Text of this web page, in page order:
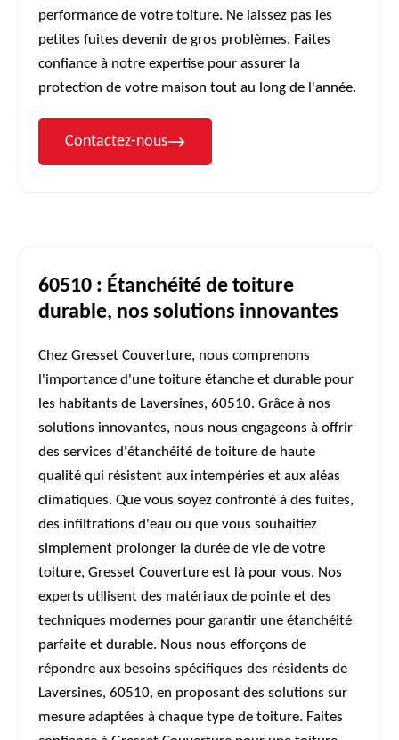
performance de votre toiture. Ne laissez pas les
petites fuites devenir de gros problèmes. Faites
confiance à notre expertise pour assurer la
protection de votre maison tout au long de l'année.
Contactez-nous
60510 : Étanchéité de toiture
durable, nos solutions innovantes
Chez Gresset Couverture, nous comprenons
l'importance d'une toiture étanche et durable pour
les habitants de Laversines, 60510. Grâce à nos
solutions innovantes, nous nous engageons à offrir
des services d'étanchéité de toiture de haute
qualité qui résistent aux intempéries et aux aléas
climatiques. Que vous soyez confronté à des fuites,
des infiltrations d'eau ou que vous souhaitiez
simplement prolonger la durée de vie de votre
toiture, Gresset Couverture est là pour vous. Nos
experts utilisent des matériaux de pointe et des
techniques modernes pour garantir une étanchéité
parfaite et durable. Nous nous efforçons de
répondre aux besoins spécifiques des résidents de
Laversines, 60510, en proposant des solutions sur
mesure adaptées à chaque type de toiture. Faites